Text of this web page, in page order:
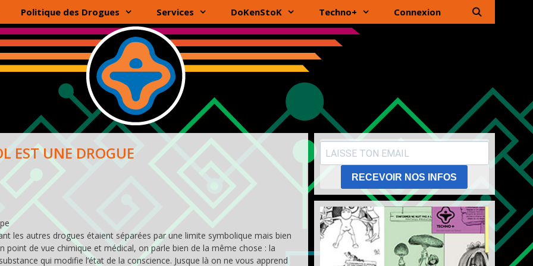
Politique des Drogues Services DoKenStoK Techno+ Connexion
EST UNE DROGUE
les autres drogues étaient séparées par une limite symbolique mais bien
point de vue chimique et médical, on parle bien de la même chose : la
qui modifie l’état de la conscience. Jusque là on ne vous apprend
RECEVOIR NOS INFOS